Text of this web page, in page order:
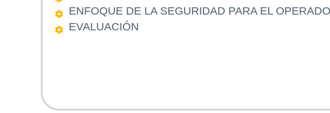
ENFOQUE DE LA SEGURIDAD PARA EL
EVALUACIÓN